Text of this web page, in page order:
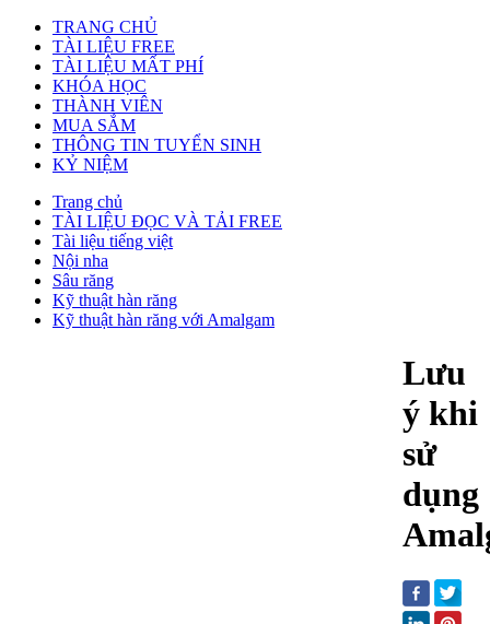
TRANG CHỦ
TÀI LIỆU FREE
TÀI LIỆU MẤT PHÍ
KHÓA HỌC
THÀNH VIÊN
MUA SẮM
THÔNG TIN TUYỂN SINH
KỶ NIỆM
Trang chủ
TÀI LIỆU ĐỌC VÀ TẢI FREE
Tài liệu tiếng việt
Nội nha
Sâu răng
Kỹ thuật hàn răng
Kỹ thuật hàn răng với Amalgam
Lưu
ý khi
sử
dụng